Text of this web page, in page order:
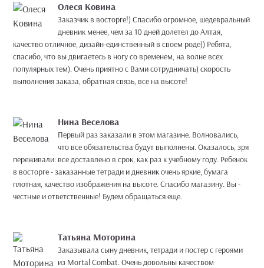
Олеся Ковина
Заказчик в восторге!) Спасибо огромное, шедевральный
дневник менее, чем за 10 дней долетел до Алтая,
качество отличное, дизайн-единственный в своем роде)) Ребята,
спасибо, что вы двигаетесь в ногу со временем, на волне всех
популярных тем). Очень приятно с Вами сотрудничать) скорость
выполнения заказа, обратная связь, все на высоте!
Нина Веселова
Первый раз заказали в этом магазине. Волновались,
что все обязательства будут выполнены. Оказалось, зря
переживали: все доставлено в срок, как раз к учебному году. Ребенок
в восторге - заказанные тетради и дневник очень яркие, бумага
плотная, качество изображения на высоте. Спасибо магазину. Вы -
честные и ответственные! Будем обращаться еще.
Татьяна Моторина
Заказывала сыну дневник, тетради и постер с героями
из Mortal Combat. Очень довольны качеством